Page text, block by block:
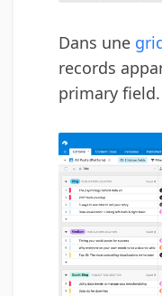
Dans une
records
primary field.